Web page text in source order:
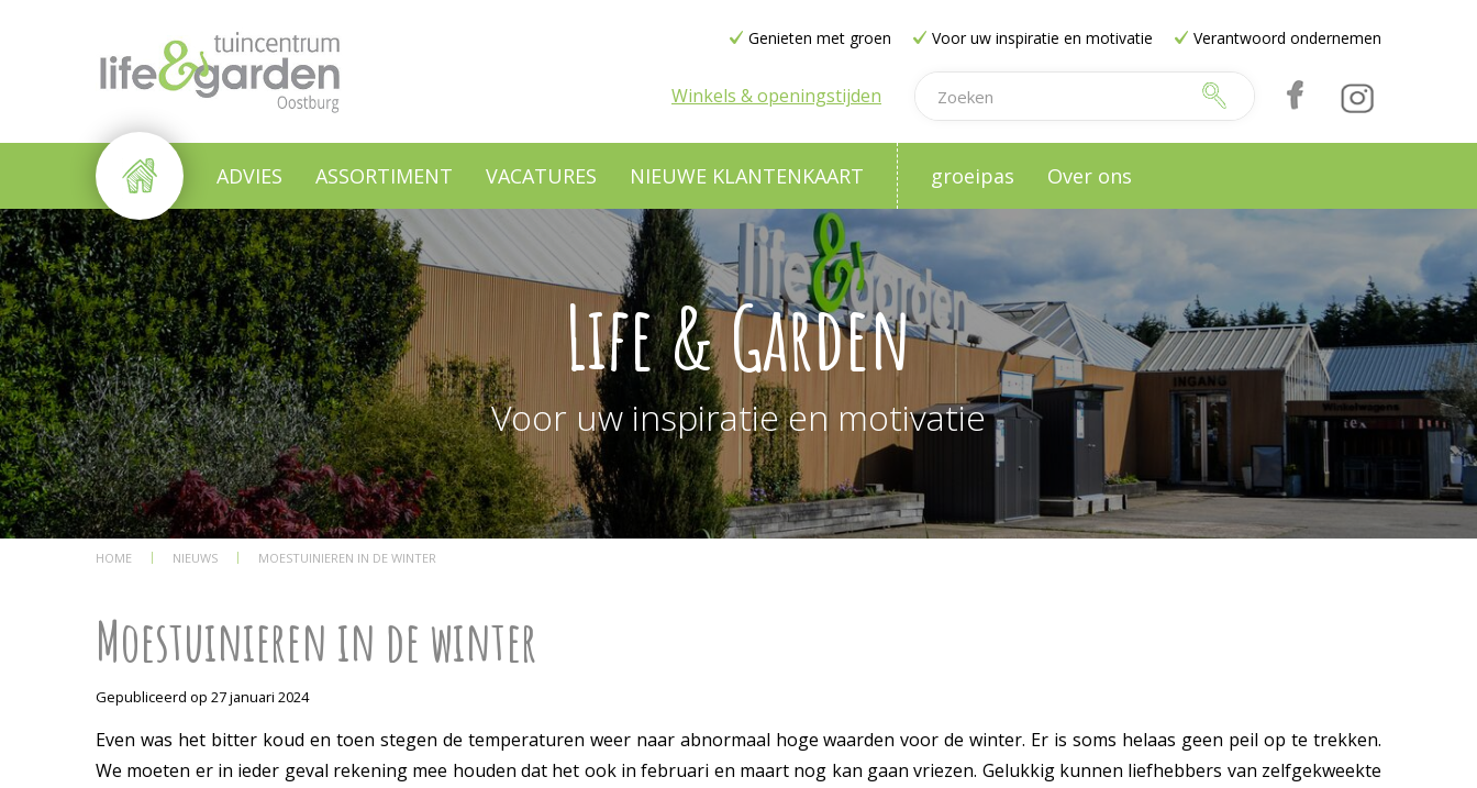
Life & Garden
Voor uw inspiratie en motivatie
HOME NIEUWS MOESTUINIEREN IN DE WINTER
Genieten met groen Voor uw inspiratie en motivatie Verantwoord ondernemen
Winkels & openingstijden
ADVIES ASSORTIMENT VACATURES NIEUWE KLANTENKAART groeipas Over ons
Moestuinieren in de winter
Gepubliceerd op 27 januari 2024
Even was het bitter koud en toen stegen de temperaturen weer naar abnormaal hoge waarden voor de winter. Er is soms helaas geen peil op te trekken.
We moeten er in ieder geval rekening mee houden dat het ook in februari en maart nog kan gaan vriezen. Gelukkig kunnen liefhebbers van zelfgekweekte